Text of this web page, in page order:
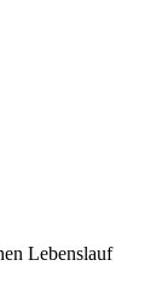
Lebenslauf